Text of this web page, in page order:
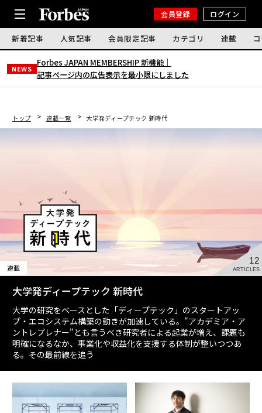
会員登録 ログイン
新着記事 人気記事 会員限定記事 カテゴリ 連載
NEWS
Forbes JAPAN MEMBERSHIP 新機能｜
記事ページ内の広告表示を最小限にしました
トップ 連載一覧 大学発ディープテック 新時代
12
ARTICLES
連載
大学発ディープテック 新時代
大学の研究をベースとした「ディープテック」のスタートアッ
プ・エコシステム構築の動きが加速している。"アカデミア・ア
ントレプレナー"とも言うべき研究者による起業が増え、課題も
明確になるなか、事業化や収益化を支援する体制が整いつつあ
る。その最前線を追う